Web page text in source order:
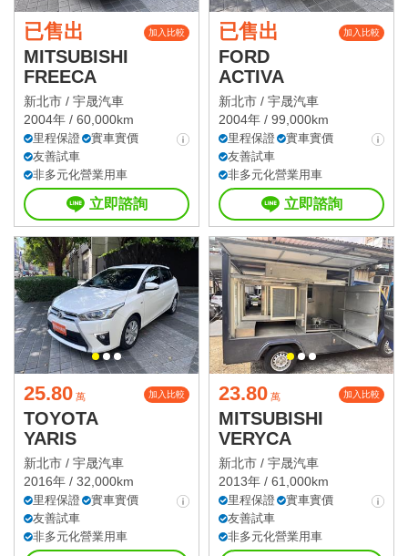
已售出 加入比較
MITSUBISHI
FREECA
新北市 / 宇晟汽車
2004年 / 60,000km
里程保證
實車實價
友善試車
非多元化營業用車
立即諮詢
已售出 加入比較
FORD
ACTIVA
新北市 / 宇晟汽車
2004年 / 99,000km
里程保證
實車實價
友善試車
非多元化營業用車
立即諮詢
25.80 萬 加入比較
TOYOTA
YARIS
新北市 / 宇晟汽車
2016年 / 32,000km
里程保證
實車實價
友善試車
非多元化營業用車
23.80 萬 加入比較
MITSUBISHI
VERYCA
新北市 / 宇晟汽車
2013年 / 61,000km
里程保證
實車實價
友善試車
非多元化營業用車